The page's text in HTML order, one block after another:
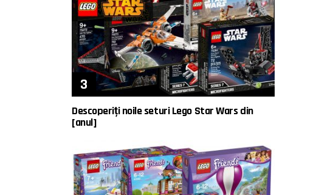
Descoperiți noile seturi Lego Star Wars din
[anul]